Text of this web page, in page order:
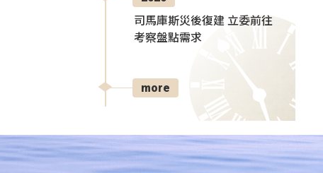
司馬庫斯災後復建 立委前往
考察盤點需求
more